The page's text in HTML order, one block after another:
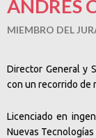
ANDRÉS
MIEMBRO DEL
Director General y
con un recorrido de
Licenciado en
Nuevas